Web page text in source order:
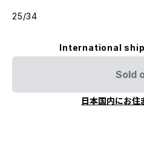
25/34
International
Sold
日本国内にお住